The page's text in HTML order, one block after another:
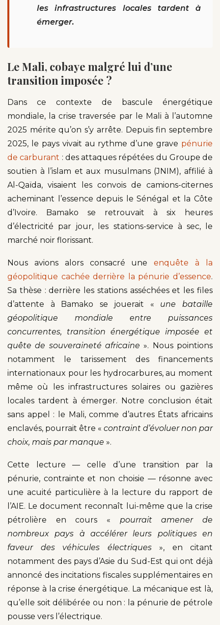
les infrastructures locales tardent à
émerger.
Le Mali, cobaye malgré lui d’une
transition imposée ?
Dans ce contexte de bascule énergétique
mondiale, la crise traversée par le Mali à l’automne
2025 mérite qu’on s’y arrête. Depuis fin septembre
2025, le pays vivait au rythme d’une grave pénurie
de carburant : des attaques répétées du Groupe de
soutien à l’islam et aux musulmans (JNIM), affilié à
Al-Qaïda, visaient les convois de camions-citernes
acheminant l’essence depuis le Sénégal et la Côte
d’Ivoire. Bamako se retrouvait à six heures
d’électricité par jour, les stations-service à sec, le
marché noir florissant.
Nous avions alors consacré uneenquête à la
géopolitique cachée derrière la pénurie d’essence.
Sa thèse : derrière les stations asséchées et les files
d’attente à Bamako se jouerait « une bataille
géopolitique mondiale entre puissances
concurrentes, transition énergétique imposée et
quête de souveraineté africaine ». Nous pointions
notamment le tarissement des financements
internationaux pour les hydrocarbures, au moment
même où les infrastructures solaires ou gazières
locales tardent à émerger. Notre conclusion était
sans appel : le Mali, comme d’autres États africains
enclavés, pourrait être « contraint d’évoluer non par
choix, mais par manque ».
Cette lecture — celle d’une transition par la
pénurie, contrainte et non choisie — résonne avec
une acuité particulière à la lecture du rapport de
l’AIE. Le document reconnaît lui-même que la crise
pétrolière en cours « pourrait amener de
nombreux pays à accélérer leurs politiques en
faveur des véhicules électriques», en citant
notamment des pays d’Asie du Sud-Est qui ont déjà
annoncé des incitations fiscales supplémentaires en
réponse à la crise énergétique. La mécanique est là,
qu’elle soit délibérée ou non : la pénurie de pétrole
pousse vers l’électrique.